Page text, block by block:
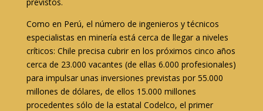
Como en Perú, el número de ingenieros y técnicos
especialistas en minería está cerca de llegar a niveles
críticos: Chile precisa cubrir en los próximos cinco años
cerca de 23.000 vacantes (de ellas 6.000 profesionales)
para impulsar unas inversiones previstas por 55.000
millones de dólares, de ellos 15.000 millones
procedentes sólo de la estatal Codelco, el primer